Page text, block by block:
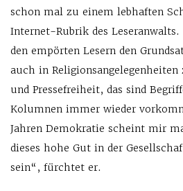
schon mal zu einem lebhaften
Internet-Rubrik des
den empörten Lesern den
auch in
und Pressefreiheit, das sind
Kolumnen immer wieder
Jahren Demokratie scheint mir
dieses hohe Gut in der
sein“, fürchtet er.